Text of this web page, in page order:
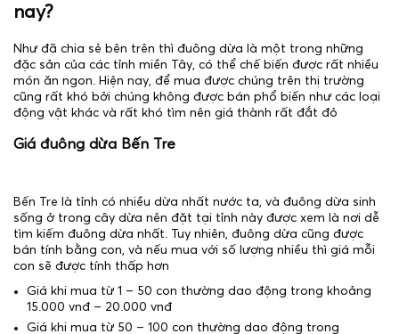
nay?
Như đã chia sẻ bên trên thì đuông dừa là một trong những
đặc sản của các tỉnh miền Tây, có thể chế biến được rất nhiều
món ăn ngon. Hiện nay, để mua được chúng trên thị trường
cũng rất khó bởi chúng không được bán phổ biến như các loại
động vật khác và rất khó tìm nên giá thành rất đắt đỏ
Giá đuông dừa Bến Tre
Bến Tre là tỉnh có nhiều dừa nhất nước ta, và đuông dừa sinh
sống ở trong cây dừa nên đặt tại tỉnh này được xem là nơi dễ
tìm kiếm đuông dừa nhất. Tuy nhiên, đuông dừa cũng được
bán tính bằng con, và nếu mua với số lượng nhiều thì giá mỗi
con sẽ được tính thấp hơn
Giá khi mua từ 1 – 50 con thường dao động trong khoảng
15.000 vnđ – 20.000 vnđ
Giá khi mua từ 50 – 100 con thường dao động trong